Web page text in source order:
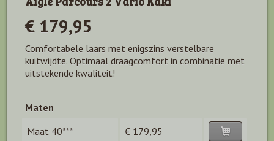
€ 179,95
Comfortabele laars met enigszins verstelbare
kuitwijdte. Optimaal draagcomfort in combinatie met
uitstekende kwaliteit!
Maten
Maat 40***
€ 179,95